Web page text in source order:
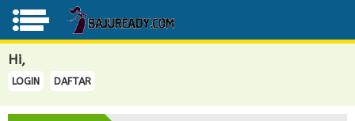
Hi,
LOGIN DAFTAR